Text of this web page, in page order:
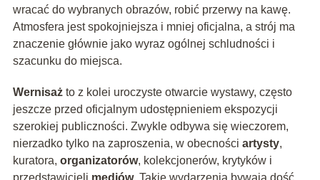
wracać do wybranych obrazów, robić przerwy na kawę.
Atmosfera jest spokojniejsza i mniej oficjalna, a strój ma
znaczenie głównie jako wyraz ogólnej schludności i
szacunku do miejsca.
Wernisażto z kolei uroczyste otwarcie wystawy, często
jeszcze przed oficjalnym udostępnieniem ekspozycji
szerokiej publiczności. Zwykle odbywa się wieczorem,
nierzadko tylko na zaproszenia, w obecności artysty,
kuratora, organizatorów, kolekcjonerów, krytyków i